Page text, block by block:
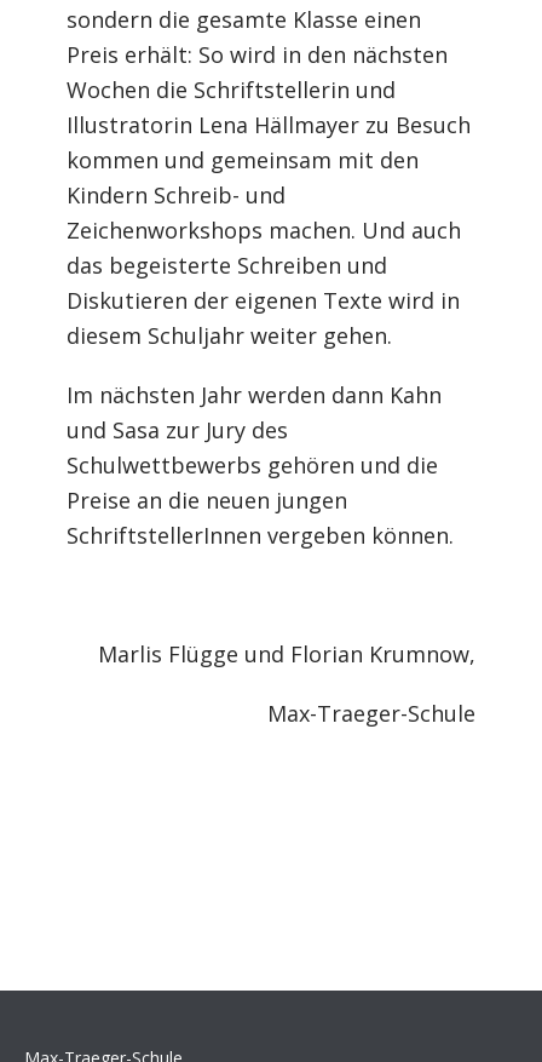
sondern die gesamte Klasse einen
Preis erhält: So wird in den nächsten
Wochen die Schriftstellerin und
Illustratorin Lena Hällmayer zu Besuch
kommen und gemeinsam mit den
Kindern Schreib- und
Zeichenworkshops machen. Und auch
das begeisterte Schreiben und
Diskutieren der eigenen Texte wird in
diesem Schuljahr weiter gehen.
Im nächsten Jahr werden dann Kahn
und Sasa zur Jury des
Schulwettbewerbs gehören und die
Preise an die neuen jungen
SchriftstellerInnen vergeben können.
Marlis Flügge und Florian Krumnow,
Max-Traeger-Schule